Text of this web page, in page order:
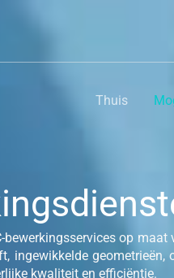
Thuis
bewerkingsservices op
ingewikkelde
kwaliteit en efficiëntie.